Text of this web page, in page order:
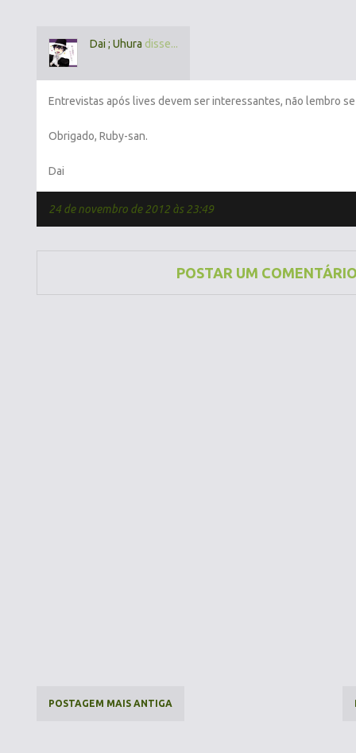
Dai ; Uhura disse...
Entrevistas após lives devem ser interessantes, não lembro se
Obrigado, Ruby-san.
Dai
24 de novembro de 2012 às 23:49
POSTAR UM
POSTAGEM MAIS ANTIGA